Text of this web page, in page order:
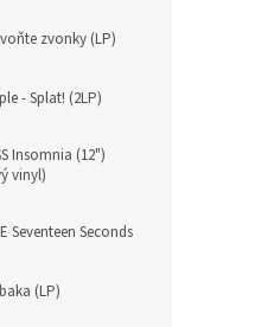
zvonky (LP)
- Splat! (2LP)
Insomnia (12")
vinyl)
Seventeen Seconds
(LP)